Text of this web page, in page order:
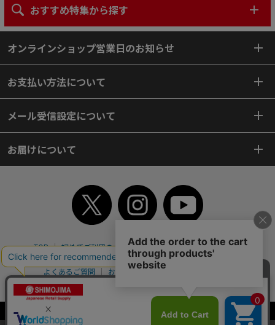
おすすめ特集から探す
オンラインショップ営業日のお知らせ
お支払い方法について
メール受信設定について
お届けについて
TOP 初めてご利用のお客様へ ご利用案内
ご利用規約
個人情報保護方針
特定商取引法
会社案内
よくあるご質問
お問い合わせ
ピンポイントサーチ
サイトマップ
Copyright© 2018 SHIMOJIMA Co.,Ltd. All Rights Reserved.